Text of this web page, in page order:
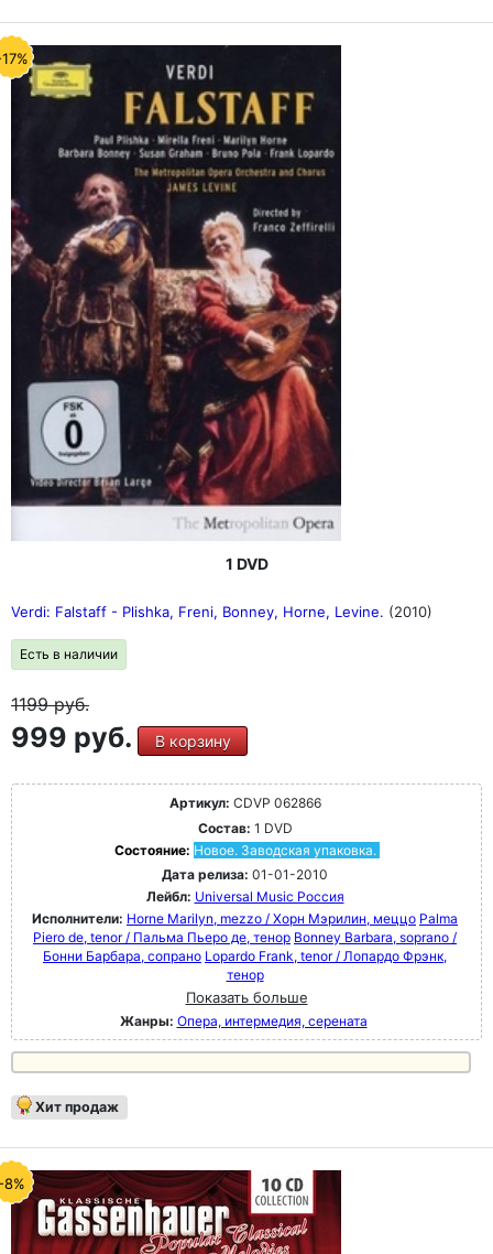
1 DVD
Verdi: Falstaff - Plishka, Freni, Bonney, Horne, Levine. (2010)
Есть в наличии
1199руб.
999 руб. В корзину
Артикул: CDVP 062866
Состав: 1 DVD
Состояние: Новое. Заводская упаковка.
Дата релиза: 01-01-2010
Лейбл: Universal Music Россия
Исполнители: Horne Marilyn, mezzo / Хорн Мэрилин, меццо Palma
Piero de, tenor / Пальма Пьеро де, тенор Bonney Barbara, soprano /
Бонни Барбара, сопрано Lopardo Frank, tenor / Лопардо Фрэнк,
тенор
Показать больше
Жанры: Опера, интермедия, серената
Хит продаж
8%